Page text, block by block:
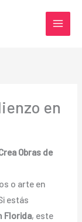
en
Obras de
o arte en
estás
Florida, este